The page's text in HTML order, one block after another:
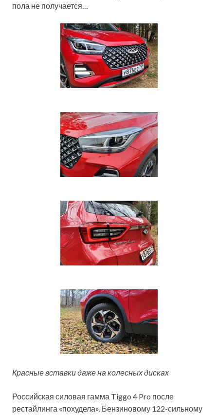
пола не получается…
Красные вставки даже на колесных дисках
Российская силовая гамма Tiggo 4 Pro после
рестайлинга «похудела». Бензиновому 122-сильному